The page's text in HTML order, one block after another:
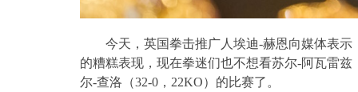
今天，英国拳击推广人埃迪-赫恩向媒体表示
的糟糕表现，现在拳迷们也不想看苏尔-阿瓦雷兹
尔-查洛（32-0 ， 22KO）的比赛了。